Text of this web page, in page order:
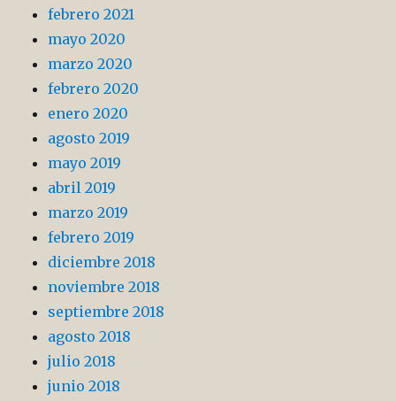
febrero 2021
mayo 2020
marzo 2020
febrero 2020
enero 2020
agosto 2019
mayo 2019
abril 2019
marzo 2019
febrero 2019
diciembre 2018
noviembre 2018
septiembre 2018
agosto 2018
julio 2018
junio 2018